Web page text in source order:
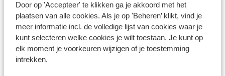
Door op 'Accepteer' te klikken ga je akkoord met het
plaatsen van alle cookies. Als je op 'Beheren’ klikt, vind je
meer informatie incl. de volledige lijst van cookies waar je
kunt selecteren welke cookies je wilt toestaan. Je kunt op
elk moment je voorkeuren wijzigen of je toestemming
intrekken.
Skipas, -les en verhuur
Skipas